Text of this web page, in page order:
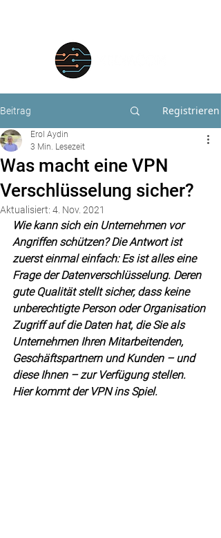
Beitrag Registrieren
Was macht eine VPN
Verschlüsselung sicher?
Erol Aydin
3 Min. Lesezeit
Aktualisiert: 4. Nov. 2021
Wie kann sich ein Unternehmen vor
Angriffen schützen? Die Antwort ist
zuerst einmal einfach: Es ist alles eine
Frage der Datenverschlüsselung. Deren
gute Qualität stellt sicher, dass keine
unberechtigte Person oder Organisation
Zugriff auf die Daten hat, die Sie als
Unternehmen Ihren Mitarbeitenden,
Geschäftspartnern und Kunden – und
diese Ihnen – zur Verfügung stellen.
Hier kommt der VPN ins Spiel.